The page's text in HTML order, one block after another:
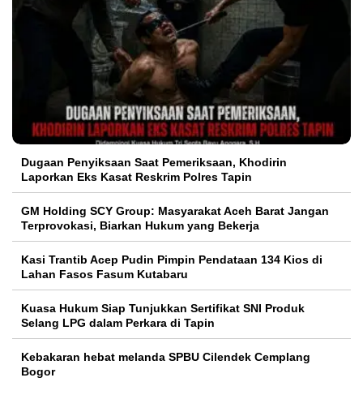
Dugaan Penyiksaan Saat Pemeriksaan, Khodirin
Laporkan Eks Kasat Reskrim Polres Tapin
GM Holding SCY Group: Masyarakat Aceh Barat Jangan
Terprovokasi, Biarkan Hukum yang Bekerja
Kasi Trantib Acep Pudin Pimpin Pendataan 134 Kios di
Lahan Fasos Fasum Kutabaru
Kuasa Hukum Siap Tunjukkan Sertifikat SNI Produk
Selang LPG dalam Perkara di Tapin
Kebakaran hebat melanda SPBU Cilendek Cemplang
Bogor